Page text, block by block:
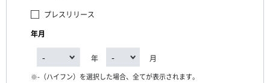
プレスリリース
年月
年 月
-（ハイフン）を選択した場合、全てが表示されます。